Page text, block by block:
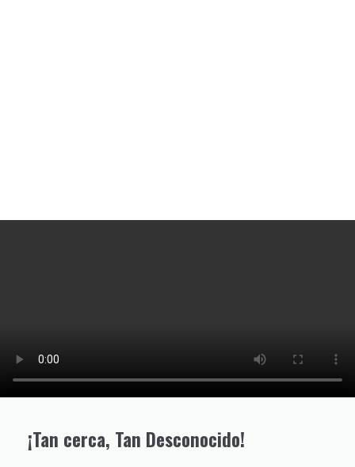
¡Tan cerca, Tan Desconocido!